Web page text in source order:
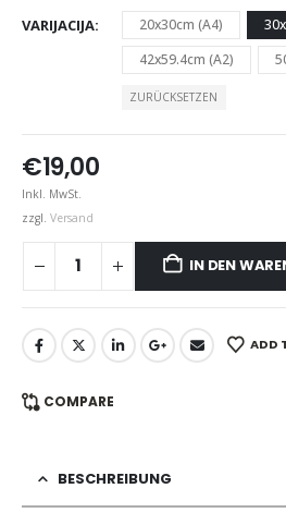
VARIJACIJA 20x30cm (A4)
42x59.4cm (A2)
ZURÜCKSETZEN
€19,00
Inkl. MwSt.
zzgl. Versand
IN DEN
ADD
COMPARE
BESCHREIBUNG